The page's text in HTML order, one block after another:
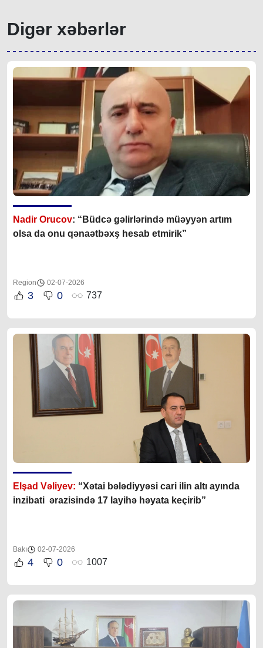
Digər xəbərlər
Nadir Orucov: “Büdcə gəlirlərində müəyyən artım
olsa da onu qənaətbəxş hesab etmirik”
Region 02-07-2026
3 0 737
Elşad Vəliyev: “Xətai bələdiyyəsi cari ilin altı ayında
inzibati ərazisində 17 layihə həyata keçirib”
Bakı 02-07-2026
4 0 1007